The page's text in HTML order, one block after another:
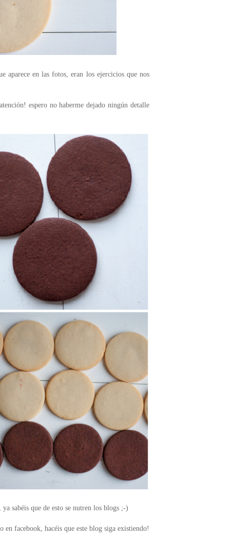
aparece en las fotos, eran los ejercicios que nos
espero no haberme dejado ningún detalle
sabéis que de esto se nutren los blogs ;-)
facebook, hacéis que este blog siga existiendo!